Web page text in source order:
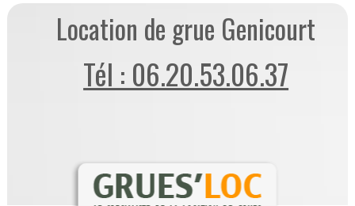
Location de grue Genicourt
Tél : 06.20.53.06.37